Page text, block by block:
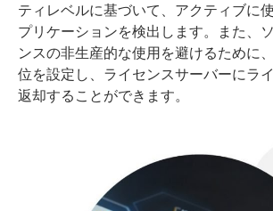
ティレベルに基づいて、アクティブに
プリケーションを検出します。また、
ンスの非生産的な使用を避けるために
位を設定し、ライセンスサーバーにラ
返却することができます。